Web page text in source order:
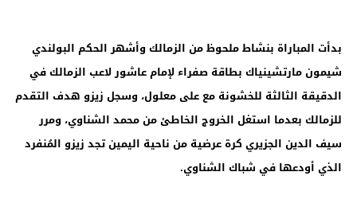
بدأت المباراة بنشاط ملحوظ من الزمالك وأشهر الحكم البولندي
شيمون مارتشينياك بطاقة صفراء لإمام عاشور لاعب الزمالك في
الدقيقة الثالثة للخشونة مع على معلول، وسجل زيزو هدف التقدم
للزمالك بعدما استغل الخروج الخاطئ من محمد الشناوي، ومرر
سيف الدين الجزيري كرة عرضية من ناحية اليمين تجد زيزو المُنفرد
الذي أودعها في شباك الشناوي.